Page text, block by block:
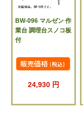
BW-096 マルゼン 作
業台 調理台スノコ板
付
24,930 円